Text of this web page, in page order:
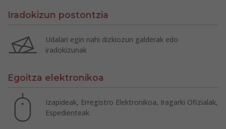
Iradokizun postontzia
Udalari egin nahi dizkiozun galderak edo
iradokizunak
Egoitza elektronikoa
Izapideak, Erregistro Elektronikoa, Iragarki Ofizialak,
Espedienteak